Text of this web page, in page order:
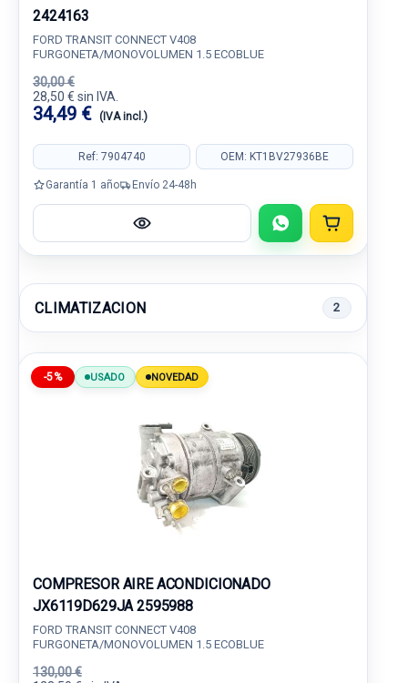
2424163
FORD TRANSIT CONNECT V408
FURGONETA/MONOVOLUMEN 1.5 ECOBLUE
30,00 €
28,50 € sin IVA.
34,49 € (IVA incl.)
Ref: 7904740 OEM: KT1BV27936BE
Garantía 1 año Envío 24-48h
CLIMATIZACION 2
-5% USADO NOVEDAD
COMPRESOR AIRE ACONDICIONADO
JX6119D629JA 2595988
FORD TRANSIT CONNECT V408
FURGONETA/MONOVOLUMEN 1.5 ECOBLUE
130,00 €